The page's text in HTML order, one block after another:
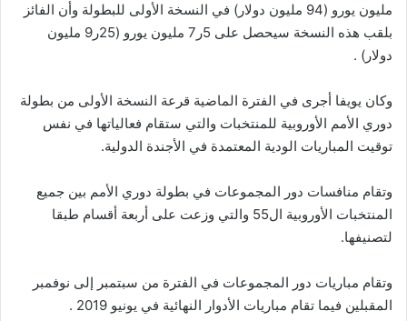
مليون يورو (94 مليون دولار) في النسخة الأولى للبطولة وأن الفائز
بلقب هذه النسخة سيحصل على 5ر7 مليون يورو (25ر9 مليون
دولار) .
وكان يويفا أجرى في الفترة الماضية قرعة النسخة الأولى من بطولة
دوري الأمم الأوروبية للمنتخبات والتي ستقام فعالياتها في نفس
توقيت المباريات الودية المعتمدة في الأجندة الدولية.
وتقام منافسات دور المجموعات في بطولة دوري الأمم بين جميع
المنتخبات الأوروبية ال55 والتي وزعت على أربعة أقسام طبقا
لتصنيفها.
وتقام مباريات دور المجموعات في الفترة من سبتمبر إلى نوفمبر
المقبلين فيما تقام مباريات الأدوار النهائية في يونيو 2019 .